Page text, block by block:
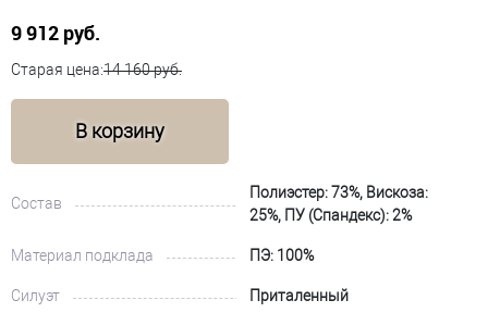
9 912 руб.
Старая цена:14 160 руб.
В корзину
Состав
Полиэстер: 73%, Вискоза:
25%, ПУ (Спандекс): 2%
Материал подклада ПЭ: 100%
Силуэт Приталенный